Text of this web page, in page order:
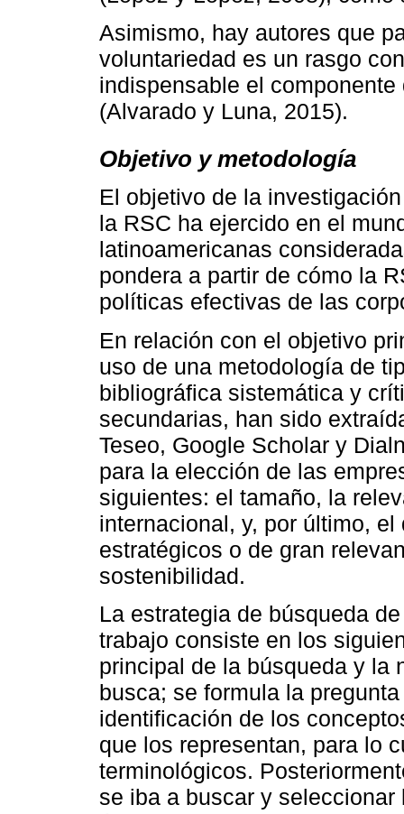
Asimismo, hay autores que
voluntariedad es un rasgo
indispensable el
(Alvarado y Luna, 2015).
Objetivo y metodología
El objetivo de la
la RSC ha ejercido en el
latinoamericanas
pondera a partir de cómo la
políticas efectivas de las
En relación con el objetivo
uso de una metodología de
bibliográfica sistemática y
secundarias, han sido
Teseo, Google Scholar y
para la elección de las
siguientes: el tamaño, la
internacional, y, por último,
estratégicos o de gran
sostenibilidad.
La estrategia de búsqueda
trabajo consiste en los
principal de la búsqueda y la
busca; se formula la
identificación de los
que los representan, para lo
terminológicos.
se iba a buscar y